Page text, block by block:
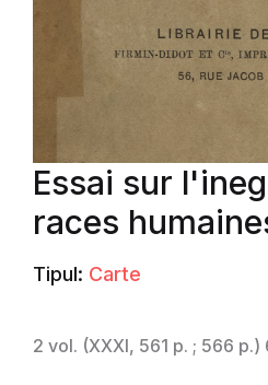
Essai sur
races
Tipul: Carte
2 vol. (XXXI, 561 p. ; 566 p.)